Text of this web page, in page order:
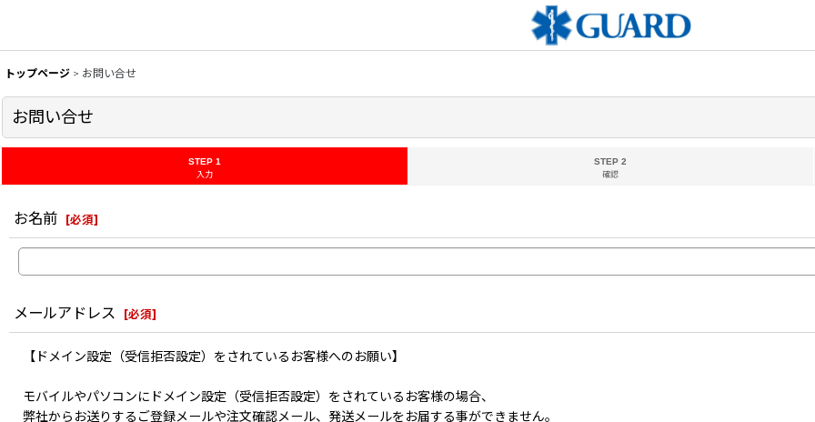
トップページ > お問い合せ
お問い合せ
STEP 1
入力
STEP 2
確認
お名前 [必須]
メールアドレス [必須]
【ドメイン設定（受信拒否設定）をされているお客様へのお願い】
モバイルやパソコンにドメイン設定（受信拒否設定）をされているお客様の場合、
弊社からお送りするご登録メールや注文確認メール、発送メールをお届する事ができません。